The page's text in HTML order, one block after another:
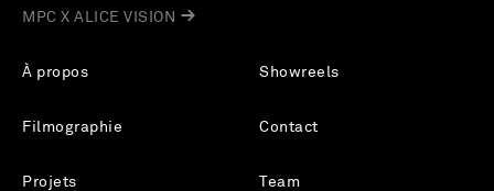
À propos
Filmographie
Projets
Showreels
Contact
Team
MPC X ALICE VISION